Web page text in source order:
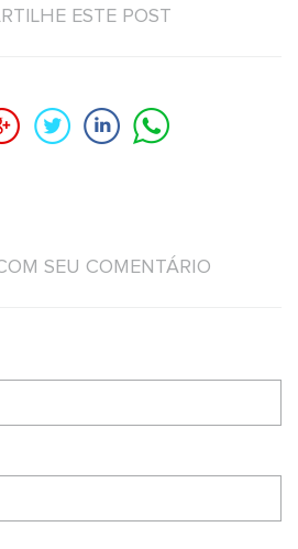
ESTE POST
SEU COMENTÁRIO